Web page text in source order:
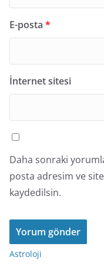
E-posta *
İnternet sitesi
Daha sonraki
posta adresim ve
kaydedilsin.
Astroloji